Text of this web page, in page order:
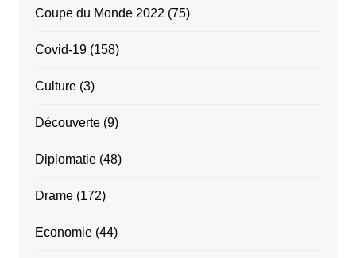
Coupe du Monde 2022 (75)
Covid-19(158)
Culture(3)
Découverte(9)
Diplomatie(48)
Drame(172)
Economie(44)